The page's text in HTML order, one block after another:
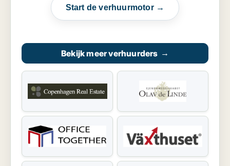
Start de verhuurmotor →
Bekijk meer verhuurders →